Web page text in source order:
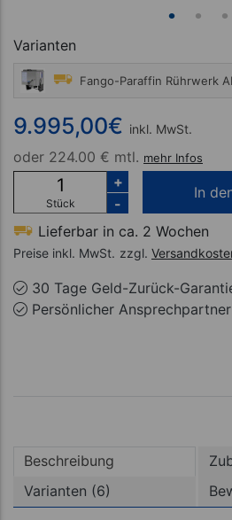
Varianten
9.995,00€ inkl. MwSt.
oder 224.00 € mtl. mehr Infos
Stück
+
-
In
Lieferbar in ca. 2 Wochen
Preise inkl. MwSt. zzgl.
30 Tage Geld-Zurück-
Persönlicher Ansprechpartner
Beschreibung
Varianten (6)